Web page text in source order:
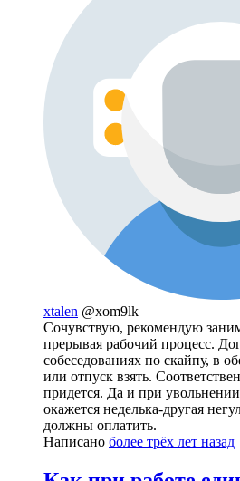
xtalen @xom9lk
Сочувствую, рекомендую
прерывая рабочий процесс.
собеседованиях по скайпу, в
или отпуск взять.
придется. Да и при
окажется неделька-другая
должны оплатить.
Написано более трёх лет назад